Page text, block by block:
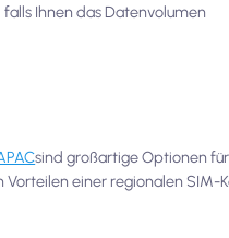
Ihnen das Datenvolumen
sind großartige Optionen
Vorteilen einer regionalen SIM-